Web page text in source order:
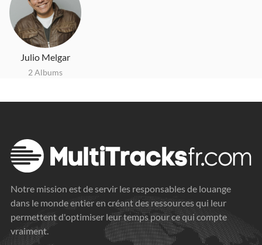
Julio Melgar
2 Albums
Notre mission est de servir les responsables de louange
dans le monde entier en créant des ressources qui leur
permettent d'optimiser leur temps pour ce qui compte
vraiment.